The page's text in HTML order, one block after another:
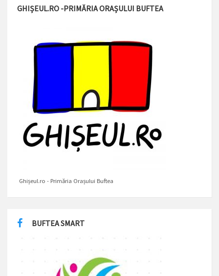
GHIȘEUL.RO -PRIMĂRIA ORAȘULUI BUFTEA
Ghișeul.ro - Primăria Orașului Buftea
BUFTEA SMART